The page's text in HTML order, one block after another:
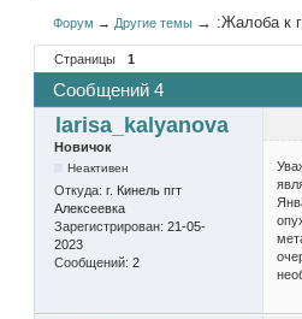
Форум → Другие темы → :Жалоба к
Страницы 1
Сообщений 4
larisa_kalyanova
Новичок
Неактивен
Откуда: г. Кинель пгт
Алексеевка
Зарегистрирован: 21-05-
2023
Сообщений: 2